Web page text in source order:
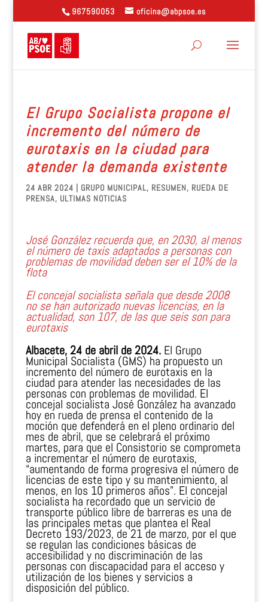
967590053 oficina@abpsoe.es
El Grupo Socialista propone el
incremento del número de
eurotaxis en la ciudad para
atender la demanda existente
24 ABR 2024 | GRUPO MUNICIPAL, RESUMEN, RUEDA DE
PRENSA, ULTIMAS NOTICIAS
José González recuerda que, en 2030, al menos
el número de taxis adaptados a personas con
problemas de movilidad deben ser el 10% de la
flota
El concejal socialista señala que desde 2008
no se han autorizado nuevas licencias, en la
actualidad, son 107, de las que seis son para
eurotaxis
Albacete, 24 de abril de 2024.El Grupo
Municipal Socialista (GMS) ha propuesto un
incremento del número de eurotaxis en la
ciudad para atender las necesidades de las
personas con problemas de movilidad. El
concejal socialista José González ha avanzado
hoy en rueda de prensa el contenido de la
moción que defenderá en el pleno ordinario del
mes de abril, que se celebrará el próximo
martes, para que el Consistorio se comprometa
a incrementar el número de eurotaxis,
“aumentando de forma progresiva el número de
licencias de este tipo y su mantenimiento, al
menos, en los 10 primeros años”. El concejal
socialista ha recordado que un servicio de
transporte público libre de barreras es una de
las principales metas que plantea el Real
Decreto 193/2023, de 21 de marzo, por el que
se regulan las condiciones básicas de
accesibilidad y no discriminación de las
personas con discapacidad para el acceso y
utilización de los bienes y servicios a
disposición del público.